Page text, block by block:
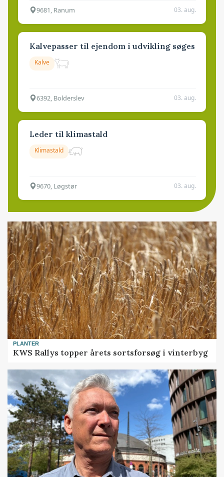
9681, Ranum 03. aug.
Kalvepasser til ejendom i udvikling søges
Kalve
6392, Bolderslev 03. aug.
Leder til klimastald
Klimastald
9670, Løgstør 03. aug.
PLANTER
KWS Rallys topper årets sortsforsøg i vinterbyg